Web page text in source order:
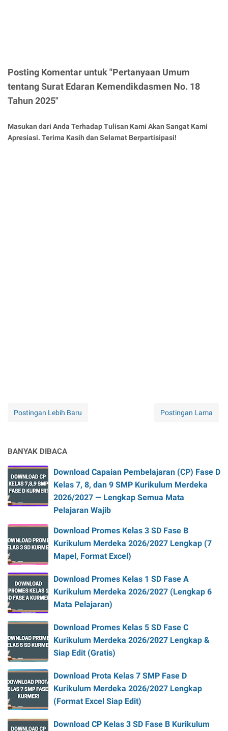
Posting Komentar untuk "Pertanyaan Umum
tentang Surat Edaran Kemendikdasmen No. 18
Tahun 2025"
Masukan dari Anda Terhadap Tulisan Kami Akan Sangat Kami
Apresiasi. Terima Kasih dan Selamat Berpartisipasi!
Postingan Lebih Baru Postingan Lama
BANYAK DIBACA
Download Capaian Pembelajaran (CP) Fase D
Kelas 7, 8, dan 9 SMP Kurikulum Merdeka
2026/2027 — Lengkap Semua Mata
Pelajaran Wajib
Download Promes Kelas 3 SD Fase B
Kurikulum Merdeka 2026/2027 Lengkap (7
Mapel, Format Excel)
Download Promes Kelas 1 SD Fase A
Kurikulum Merdeka 2026/2027 (Lengkap 6
Mata Pelajaran)
Download Promes Kelas 5 SD Fase C
Kurikulum Merdeka 2026/2027 Lengkap &
Siap Edit (Gratis)
Download Prota Kelas 7 SMP Fase D
Kurikulum Merdeka 2026/2027 Lengkap
(Format Excel Siap Edit)
Download CP Kelas 3 SD Fase B Kurikulum